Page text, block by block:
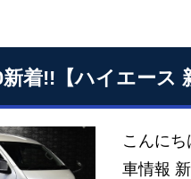
着!!【ハイエース
こんに
車情報